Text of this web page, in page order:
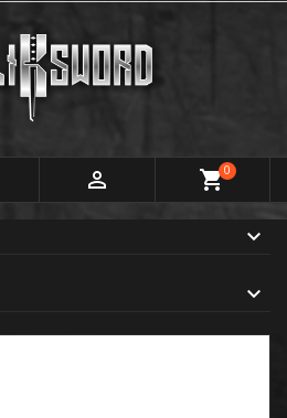
 shopping_cart0